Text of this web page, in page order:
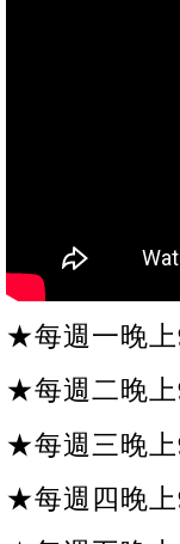
★每週一晚
★每週二晚
★每週三晚
★每週四晚